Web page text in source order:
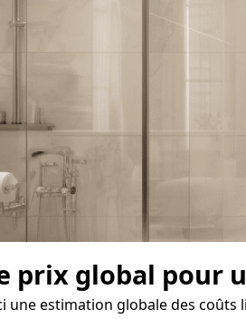
prix global pour
une estimation globale des